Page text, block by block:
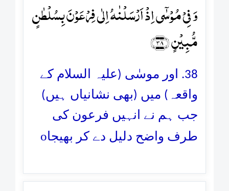
وَ فِیۡ مُوۡسٰۤی اِذۡ اَرۡسَلۡنٰہُ اِلٰی فِرۡعَوۡنَ بِسُلۡطٰنٍ
مُّبِیۡنٍ ﴿۳۸﴾
38. اور موسٰی (علیہ السلام کے
واقعہ) میں (بھی نشانیاں ہیں)
جب ہم نے انہیں فرعون کی
طرف واضح دلیل دے کر بھیجاo